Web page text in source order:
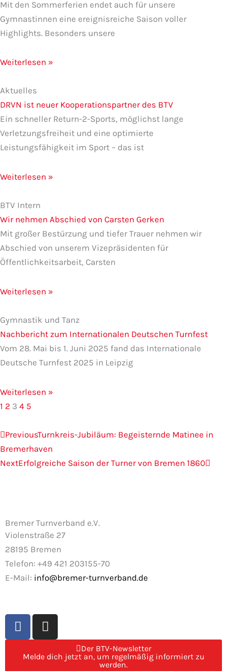
Mit den Sommerferien endet auch für unsere
Gymnastinnen eine ereignisreiche Saison voller
Highlights. Besonders unsere
Weiterlesen »
Aktuelles
DRVN ist neuer Kooperationspartner des BTV
Ein schneller Return-2-Sports, möglichst lange
Verletzungsfreiheit und eine optimierte
Leistungsfähigkeit im Sport – das ist
Weiterlesen »
BTV Intern
Wir nehmen Abschied von Carsten Gerken
Mit großer Bestürzung und tiefer Trauer nehmen wir
Abschied von unserem Vizepräsidenten für
Öffentlichkeitsarbeit, Carsten
Weiterlesen »
Gymnastik und Tanz
Nachbericht zum Internationalen Deutschen Turnfest
Vom 28. Mai bis 1. Juni 2025 fand das Internationale
Deutsche Turnfest 2025 in Leipzig
Weiterlesen »
1 2 3 4 5
Zurück
PreviousTurnkreis-Jubiläum: Begeisternde Matinee in
Bremerhaven
NextErfolgreiche Saison der Turner von Bremen 1860
Bremer Turnverband e.V.
Violenstraße 27
28195 Bremen
Telefon: +49 421 203155-70
E-Mail: info@bremer-turnverband.de
F
a
e
I
n
t
Der BTV-Newsletter
Melde dich jetzt an, um regelmäßig informiert zu
werden.